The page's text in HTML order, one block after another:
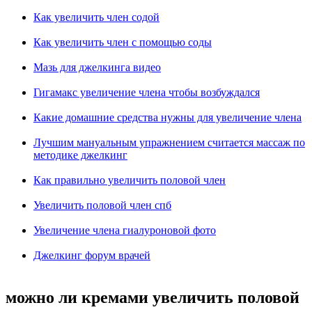
Как увеличить член содой
Как увеличить член с помощью соды
Мазь для джелкинга видео
Гигамакс увеличение члена чтобы возбуждался
Какие домашние средства нужны для увеличение члена
Лучшим мануальным упражнением считается массаж по
методике джелкинг
Как правильно увеличить половой член
Увеличить половой член спб
Увеличение члена гиалуроновой фото
Джелкинг форум врачей
можно ли кремами увеличить половой